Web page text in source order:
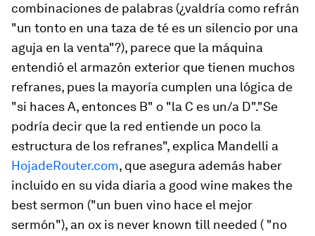
combinaciones de palabras (¿valdría como refrán
"un tonto en una taza de té es un silencio por una
aguja en la venta"?), parece que la máquina
entendió el armazón exterior que tienen muchos
refranes, pues la mayoría cumplen una lógica de
"si haces A, entonces B" o "la C es un/a D"."Se
podría decir que la red entiende un poco la
estructura de los refranes", explica Mandelli a
HojadeRouter.com, que asegura además haber
incluido en su vida diaria a good wine makes the
best sermon ("un buen vino hace el mejor
sermón"), an ox is never known till needed ( "no